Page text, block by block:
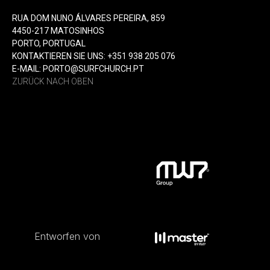
RUA DOM NUNO ÁLVARES PEREIRA, 859
4450-217 MATOSINHOS
PORTO, PORTUGAL
KONTAKTIEREN SIE UNS: +351 938 205 076
E-MAIL: PORTO@SURFCHURCH.PT
ZURÜCK NACH OBEN
Entworfen von